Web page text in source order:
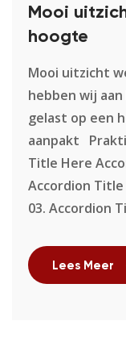
Mooi
hoogte
Mooi uitzicht
hebben wij aan
gelast op een
aanpakt
Title Here
Accordion
03. Accordion
Lees Meer